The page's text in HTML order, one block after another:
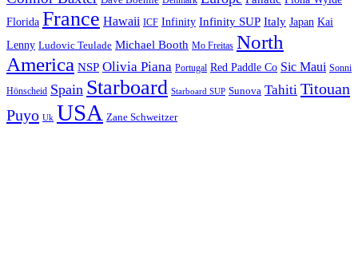
Florida France Hawaii ICF Infinity Infinity SUP Italy Japan Kai
Lenny Ludovic Teulade Michael Booth Mo Freitas North
America NSP Olivia Piana Portugal Red Paddle Co Sic Maui Sonni
Hönscheid Spain Starboard Starboard SUP Sunova Tahiti Titouan
Puyo Uk USA Zane Schweitzer